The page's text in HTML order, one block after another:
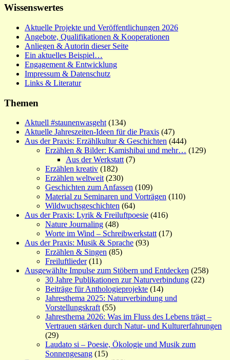
Wissenswertes
Aktuelle Projekte und Veröffentlichungen 2026
Angebote, Qualifikationen & Kooperationen
Anliegen & Autorin dieser Seite
Ein aktuelles Beispiel…
Engagement & Entwicklung
Impressum & Datenschutz
Links & Literatur
Themen
Aktuell #staunenwasgeht (134)
Aktuelle Jahreszeiten-Ideen für die Praxis (47)
Aus der Praxis: Erzählkultur & Geschichten (444)
Erzählen & Bilder: Kamishibai und mehr… (129)
Aus der Werkstatt (7)
Erzählen kreativ (182)
Erzählen weltweit (230)
Geschichten zum Anfassen (109)
Material zu Seminaren und Vorträgen (110)
Wildwuchsgeschichten (64)
Aus der Praxis: Lyrik & Freiluftpoesie (416)
Nature Journaling (48)
Worte im Wind – Schreibwerkstatt (17)
Aus der Praxis: Musik & Sprache (93)
Erzählen & Singen (85)
Freiluftlieder(11)
Ausgewählte Impulse zum Stöbern und Entdecken (258)
30 Jahre Publikationen zur Naturverbindung (22)
Beiträge für Anthologieprojekte (14)
Jahresthema 2025: Naturverbindung und
Vorstellungskraft (55)
Jahresthema 2026: Was im Fluss des Lebens trägt –
Vertrauen stärken durch Natur- und Kulturerfahrungen
(29)
Laudato si – Poesie, Ökologie und Musik zum
Sonnengesang (15)